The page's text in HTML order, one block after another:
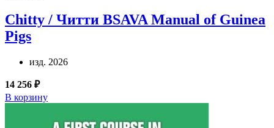
Chitty / Читти BSAVA Manual of Guinea
Pigs
изд. 2026
14 256 ₽
В корзину